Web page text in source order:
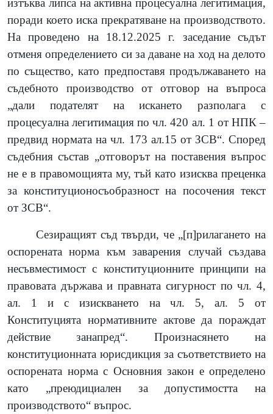
изтъква липса на активна процесуална легитимация,
поради което иска прекратяване на производството.
На проведено на 18.12.2025 г. заседание съдът
отменя определението си за даване на ход на делото
по същество, като предпоставя продължаването на
съдебното производство от отговор на въпроса
„дали
подателят на искането разполага с
процесуална легитимация по чл. 420 ал. 1 от НПК –
предвид нормата на чл. 173 ал.15 от ЗСВ“. Според
съдебния състав „отговорът на поставения въпрос
не е в правомощията му, тъй като изисква преценка
за конституционосъобразност на посочения текст
от ЗСВ“.
Сезиращият съд твърди, че „[п]рилагането на
оспорената норма към заварения случай създава
несъвместимост с конституционните принципи на
правовата държава и правната сигурност по чл. 4,
ал. 1 и с изискването на чл. 5, ал. 5 от
Конституцията нормативните актове да пораждат
действие занапред“. Произнасянето на
конституционната юрисдикция за съответствието на
оспорената норма с Основния закон е определено
като „преюдициален за допустимостта на
производството“ въпрос.